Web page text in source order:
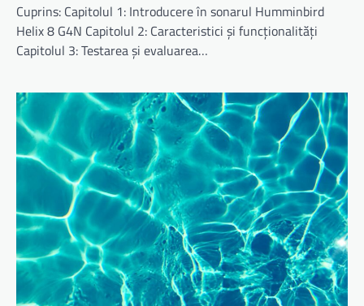
Cuprins: Capitolul 1: Introducere în sonarul Humminbird
Helix 8 G4N Capitolul 2: Caracteristici și funcționalități
Capitolul 3: Testarea și evaluarea…